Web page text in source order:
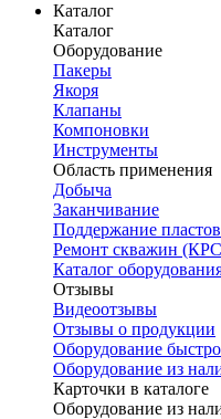
Каталог
Каталог
Оборудование
Пакеры
Якоря
Клапаны
Компоновки
Инструменты
Область применения
Добыча
Заканчивание
Поддержание
Ремонт скважин
Каталог
Отзывы
Видеоотзывы
Отзывы о продукции
Оборудование
Оборудование из
Карточки в каталоге
Оборудование из